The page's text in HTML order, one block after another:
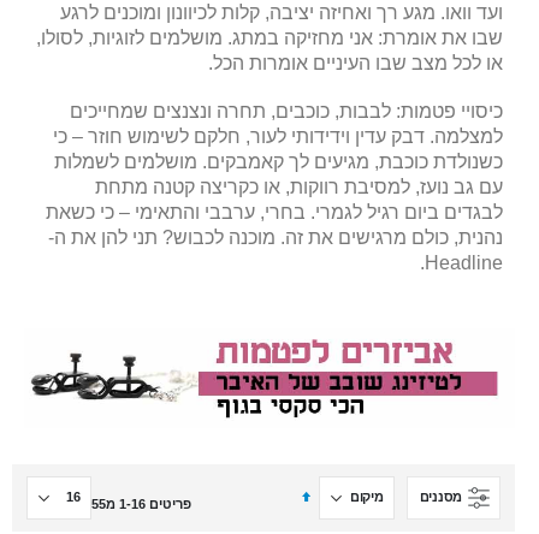
ועד וואו. מגע רך ואחיזה יציבה, קלות לכיוונון ומוכנים לרגע
שבו את אומרת: אני מחזיקה במתג. מושלמים לזוגיות, לסולו,
או לכל מצב שבו העיניים אומרות הכל.
כיסויי פטמות: לבבות, כוכבים, תחרה ונצנצים שמחייכים
למצלמה. דבק עדין וידידותי לעור, חלקם לשימוש חוזר – כי
כשנולדת כוכבת, מגיעים לך קאמבקים. מושלמים לשמלות
עם גב נועז, למסיבת רווקות, או כקריצה קטנה מתחת
לבגדים ביום רגיל לגמרי. בחרי, ערבבי והתאימי – כי כשאת
נהנית, כולם מרגישים את זה. מוכנה לכבוש? תני להן את ה-
Headline.
מסננים
הגדר
פריטים 1-16 מ55